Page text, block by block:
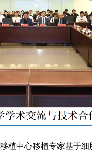
植中心移植专家基于